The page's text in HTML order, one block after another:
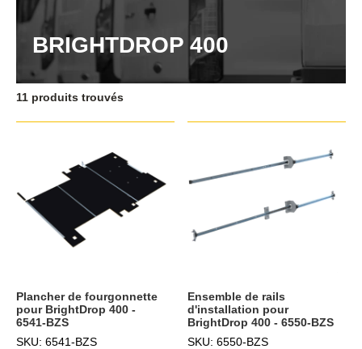
BRIGHTDROP 400
11 produits trouvés
Plancher de fourgonnette
pour BrightDrop 400 -
6541-BZS
SKU: 6541-BZS
Ensemble de rails
d'installation pour
BrightDrop 400 - 6550-BZS
SKU: 6550-BZS